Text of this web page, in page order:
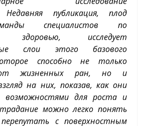
Недавняя публикация, плод
специалистов по
здоровью, исследует
слои этого базового
способно не только
жизненных ран, но и
на них, показав, как они
для роста и
можно легко понять
перепутать с поверхностным